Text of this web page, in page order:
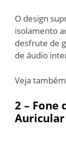
O design
isolamento
desfrute de
de áudio
Veja
2 – Fone